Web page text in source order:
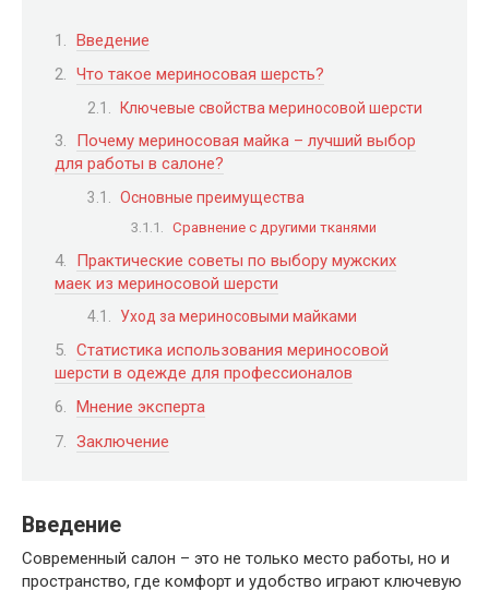
Введение
Что такое мериносовая шерсть?
Ключевые свойства мериносовой шерсти
Почему мериносовая майка – лучший выбор
для работы в салоне?
Основные преимущества
Сравнение с другими тканями
Практические советы по выбору мужских
маек из мериносовой шерсти
Уход за мериносовыми майками
Статистика использования мериносовой
шерсти в одежде для профессионалов
Мнение эксперта
Заключение
Введение
Современный салон – это не только место работы, но и
пространство, где комфорт и удобство играют ключевую